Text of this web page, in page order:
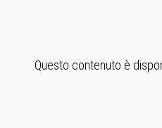
Questo contenuto è